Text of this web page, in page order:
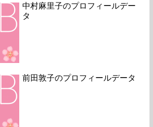
中村麻里子のプロフィールデー
タ
前田敦子のプロフィールデータ